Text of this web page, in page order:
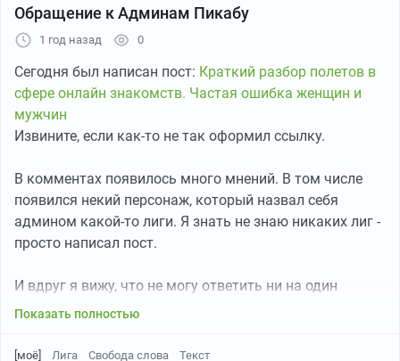
Тот самый "Провал" и памятник Остапу Б.
Обращение к Админам Пикабу
1 год назад 0
Сегодня был написан пост: Краткий разбор полетов в
сфере онлайн знакомств. Частая ошибка женщин и
мужчин
Извините, если как-то не так оформил ссылку.
В комментах появилось много мнений. В том числе
появился некий персонаж, который назвал себя
админом какой-то лиги. Я знать не знаю никаких лиг -
просто написал пост.
И вдруг я вижу, что не могу ответить ни на один
комментарий в СОБСТВЕННОМ посте, так как я
называется. Вероятно, тот самый админ обиделся на
Показать полностью
[моё] Лига Свобода слова Текст